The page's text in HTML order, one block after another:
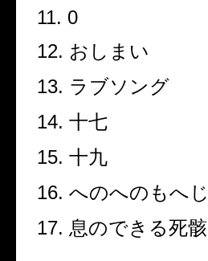
11. 0
12. おしまい
13. ラブソング
14. 十七
15. 十九
16. へのへのもへじ
17. 息のできる死骸